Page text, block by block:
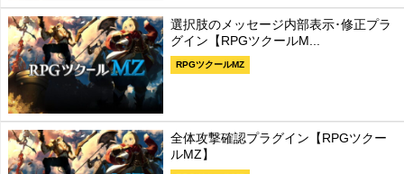
選択肢のメッセージ内部表示･修正プラ
グイン【RPGツクールM...
RPGツクールMZ
全体攻撃確認プラグイン【RPGツクー
ルMZ】